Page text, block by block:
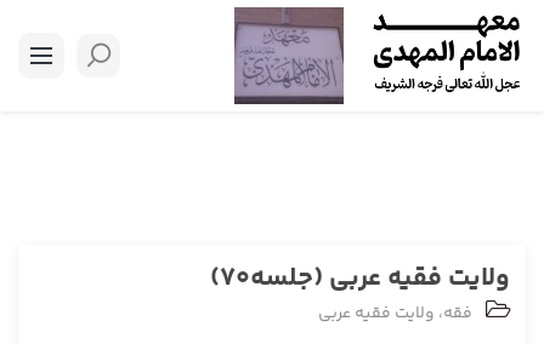
ولایت فقیه عربی (جلسه70)
فقه، ولایت فقیه عربی